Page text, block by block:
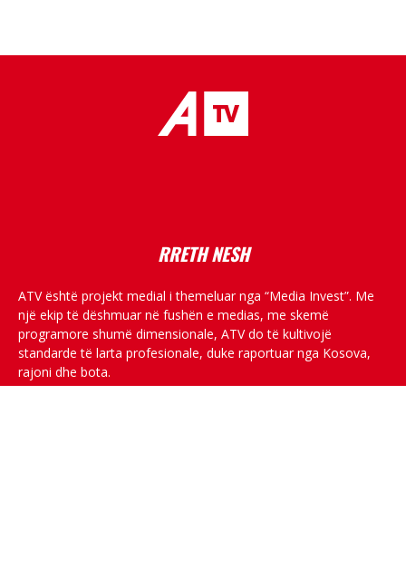
RRETH NESH
ATV është projekt medial i themeluar nga “Media Invest”. Me
një ekip të dëshmuar në fushën e medias, me skemë
programore shumë dimensionale, ATV do të kultivojë
standarde të larta profesionale, duke raportuar nga Kosova,
rajoni dhe bota.